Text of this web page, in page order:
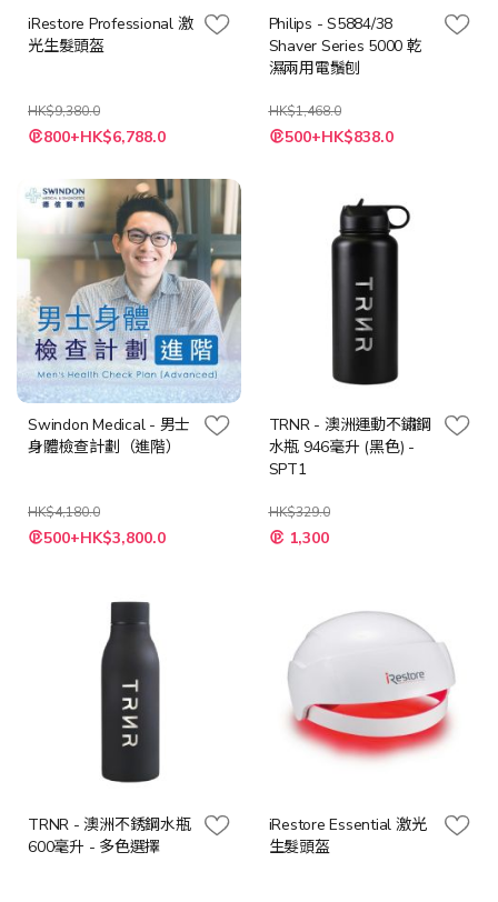
iRestore Professional 激
光生髮頭盔
HK$9,380.0
特
殊 800+HK$6,788.0
Philips - S5884/38
Shaver Series 5000 乾
濕兩用電鬚刨
HK$1,468.0
特
殊 500+HK$838.0
Swindon Medical - 男士
身體檢查計劃（進階）
HK$4,180.0
特
殊 500+HK$3,800.0
TRNR - 澳洲運動不鏽鋼
水瓶 946毫升 (黑色) -
SPT1
HK$329.0
特
殊 1,300
TRNR - 澳洲不銹鋼水瓶
600毫升 - 多色選擇
iRestore Essential 激光
生髮頭盔